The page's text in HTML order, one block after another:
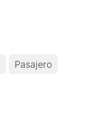
Pasajero